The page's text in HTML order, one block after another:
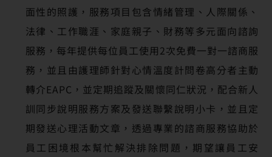
面性的照護，服務項目包含情緒管理、人際關係、
法律、工作職涯、家庭親子、財務等多元面向諮詢
服務，每年提供每位員工使用2次免費一對一諮商服
務，並且由護理師針對心情溫度計問卷高分者主動
轉介EAPC，並定期追蹤及關懷同仁狀況，配合新人
訓同步說明服務方案及發送聯繫說明小卡，並且定
期發送心理活動文章，透過專業的諮商服務協助於
員工困境根本幫忙解決排除問題，期望讓員工安